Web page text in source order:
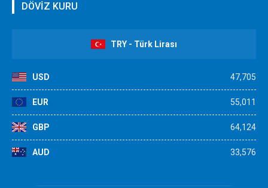
DÖVİZ KURU
TRY - Türk Lirası
USD 47,705
EUR 55,011
GBP 64,124
AUD 33,576